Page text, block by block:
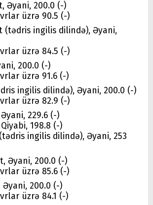
Əyani, 200.0 (-)
üzrə 90.5 (-)
(tədris ingilis dilində), Əyani,
üzrə 84.5 (-)
200.0 (-)
üzrə 91.6 (-)
ingilis dilində), Əyani, 200.0 (-)
üzrə 82.9 (-)
229.6 (-)
198.8 (-)
ingilis dilində), Əyani, 253
Əyani, 200.0 (-)
üzrə 85.6 (-)
200.0 (-)
üzrə 84.1 (-)